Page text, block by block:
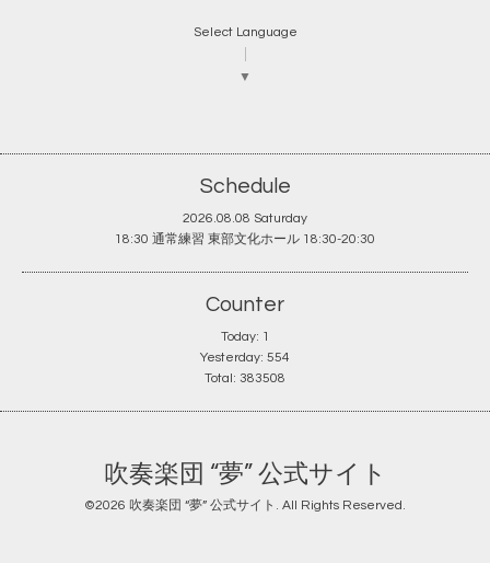
Select Language
▼
Schedule
2026.08.08 Saturday
18:30 通常練習 東部文化ホール 18:30-20:30
Counter
Today: 1
Yesterday: 554
Total: 383508
吹奏楽団 “夢” 公式サイト
©2026 吹奏楽団 “夢” 公式サイト . All Rights Reserved.